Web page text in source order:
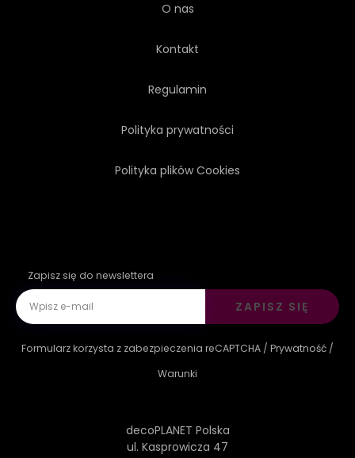
O nas
Kontakt
Regulamin
Polityka prywatności
Polityka plików Cookies
Zapisz się do newslettera
ZAPISZ SIĘ
Formularz korzysta z zabezpieczenia reCAPTCHA / Prywatność /
Warunki
decoPLANET Polska
ul. Kasprowicza 47